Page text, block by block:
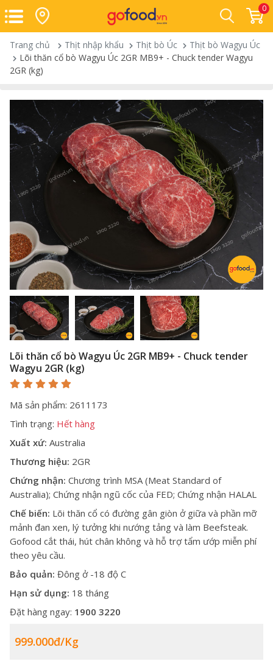
0
Trang chủ Thịt nhập khẩu Thịt bò Úc
Thịt bò Wagyu Úc
Lõi thăn cổ bò Wagyu Úc 2GR MB9+ - Chuck tender Wagyu
2GR (kg)
Lõi thăn cổ bò Wagyu Úc 2GR MB9+ - Chuck tender
Wagyu 2GR (kg)
Mã sản phẩm: 2611173
Tình trạng: Hết hàng
Xuất xứ: Australia
Thương hiệu: 2GR
Chứng nhận: Chương trình MSA (Meat Standard of
Australia); Chứng nhận ngũ cốc của FED; Chứng nhận HALAL
Chế biến: Lõi thăn cổ có đường gân giòn ở giữa và phần mỡ
mảnh đan xen, lý tưởng khi nướng tảng và làm Beefsteak.
Gofood cắt thái, hút chân không và hỗ trợ tẩm ướp miễn phí
theo yêu cầu.
Bảo quản: Đông ở -18 độ C
Hạn sử dụng: 18 tháng
Đặt hàng ngay: 1900 3220
999.000đ/kg